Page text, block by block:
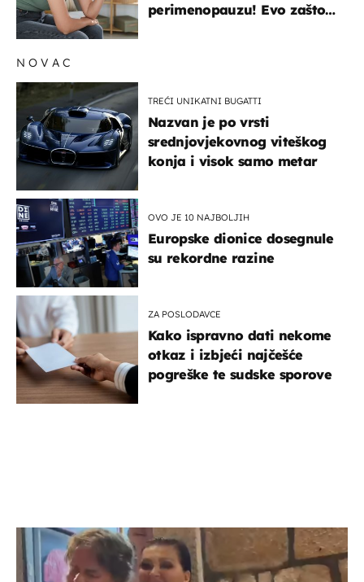
perimenopauzu! Evo zašto
NOVAC
TREĆI UNIKATNI BUGATTI
Nazvan je po vrsti
srednjovjekovnog viteškog
konja i visok samo metar
OVO JE 10 NAJBOLJIH
Europske dionice dosegnule
su rekordne razine
ZA POSLODAVCE
Kako ispravno dati nekome
otkaz i izbjeći najčešće
pogreške te sudske sporove